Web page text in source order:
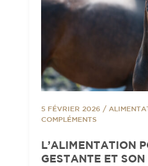
5 FÉVRIER 2026 /
COMPLÉMENTS
L’ALIMENTATION
GESTANTE ET